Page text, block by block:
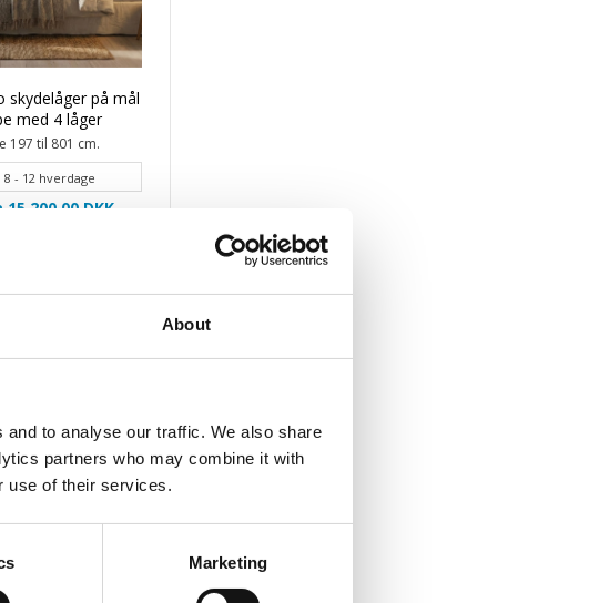
About
to analyse our traffic. We also share
partners who may combine it with
use of their services.
Marketing
skydelåger på mål
med 4 låger
197 til 801 cm.
- 12 hverdage
DKK